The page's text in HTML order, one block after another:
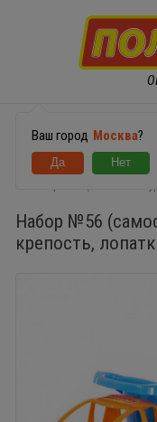
Ваш город Москва?
Набор №56 (самосвал
Набор №56
крепость,